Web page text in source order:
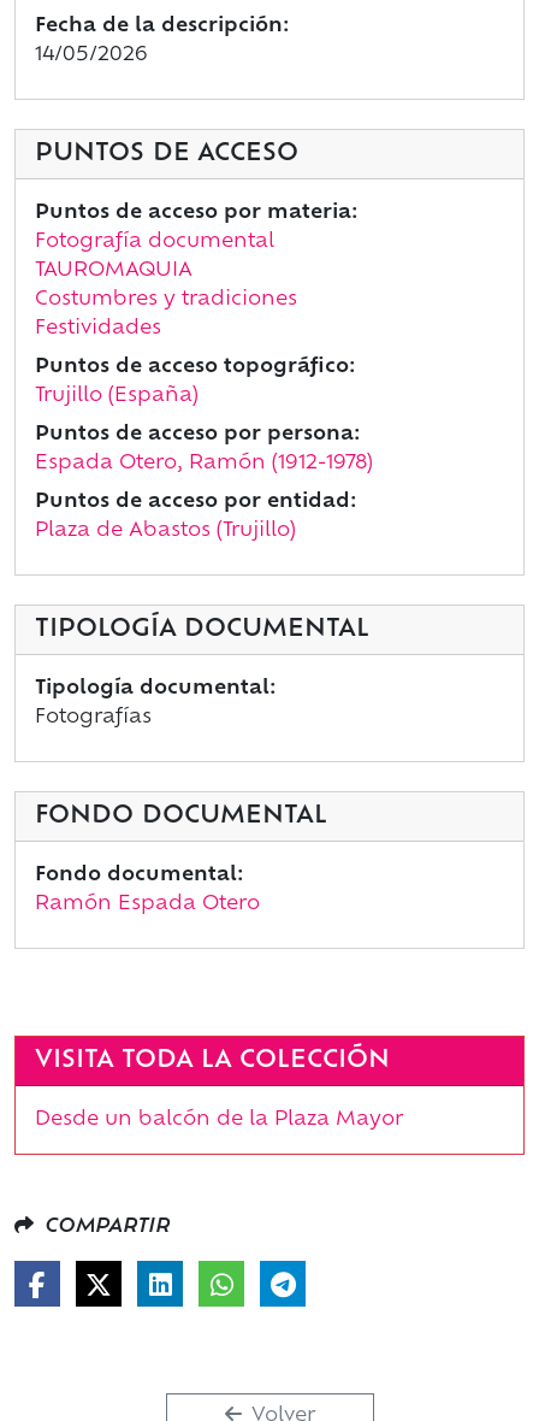
Fecha de la descripción:
14/05/2026
PUNTOS DE ACCESO
Puntos de acceso por materia:
Fotografía documental
TAUROMAQUIA
Costumbres y tradiciones
Festividades
Puntos de acceso topográfico:
Trujillo (España)
Puntos de acceso por persona:
Espada Otero, Ramón (1912-1978)
Puntos de acceso por entidad:
Plaza de Abastos (Trujillo)
TIPOLOGÍA DOCUMENTAL
Tipología documental:
Fotografías
FONDO DOCUMENTAL
Fondo documental:
Ramón Espada Otero
VISITA TODA LA COLECCIÓN
Desde un balcón de la Plaza Mayor
COMPARTIR
Volver